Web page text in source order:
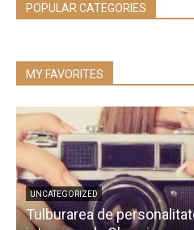
POPULAR CATEGORIES
MY FAVORITES
UNCATEGORIZED
Tulburarea de